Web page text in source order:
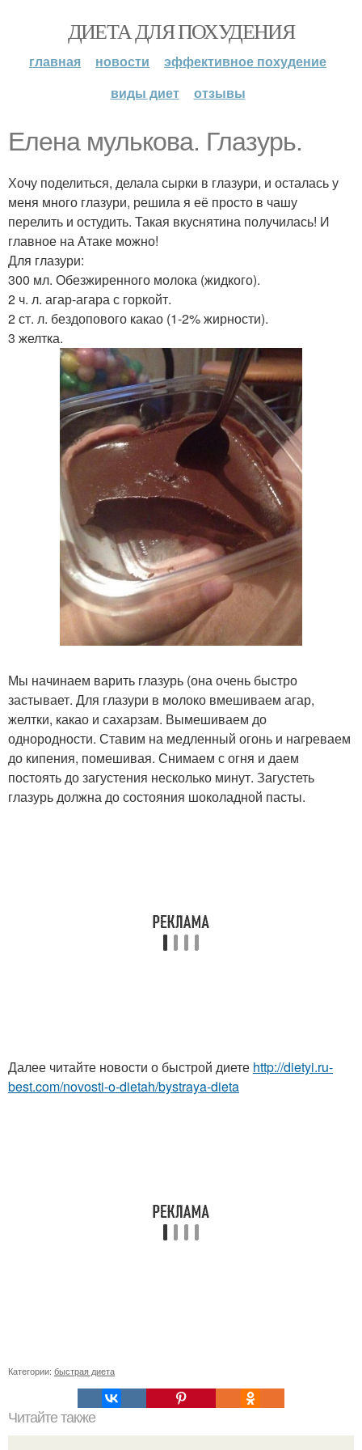
ДИЕТА ДЛЯ ПОХУДЕНИЯ
главная новости
эффективное похудение
виды диет
отзывы
Елена мулькова. Глазурь.
Хочу поделиться, делала сырки в глазури, и осталась у
меня много глазури, решила я её просто в чашу
перелить и остудить. Такая вкуснятина получилась! И
главное на Атаке можно!
Для глазури:
300 мл. Обезжиренного молока (жидкого).
2 ч. л. агар-агара с горкойт.
2 ст. л. бездопового какао (1-2% жирности).
3 желтка.
Мы начинаем варить глазурь (она очень быстро
застывает. Для глазури в молоко вмешиваем агар,
желтки, какао и сахарзам. Вымешиваем до
однородности. Ставим на медленный огонь и нагреваем
до кипения, помешивая. Снимаем с огня и даем
постоять до загустения несколько минут. Загустеть
глазурь должна до состояния шоколадной пасты.
Далее читайте новости о быстрой диете http://dietyi.ru-
best.com/novosti-o-dietah/bystraya-dieta
Категории: быстрая диета
Читайте также